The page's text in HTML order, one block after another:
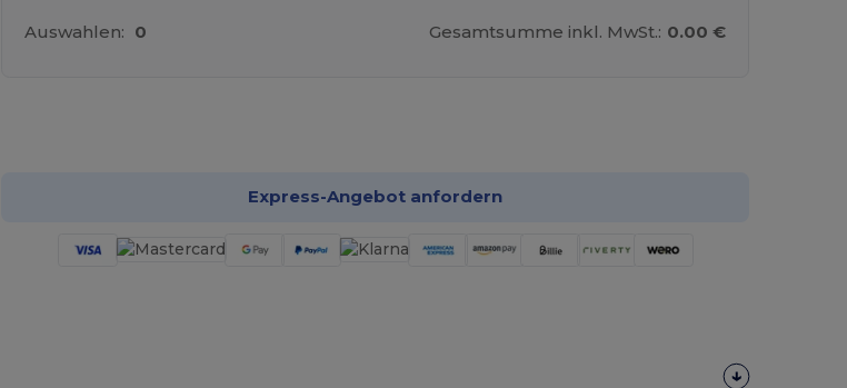
Auswahlen: 0 Gesamtsumme inkl. MwSt.: 0.00 €
Express-Angebot anfordern